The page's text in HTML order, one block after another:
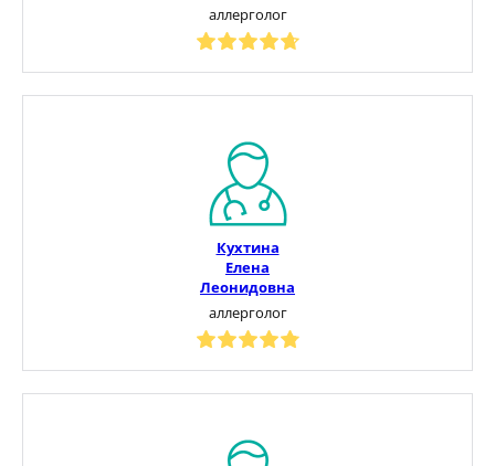
аллерголог
Кухтина
Елена
Леонидовна
аллерголог